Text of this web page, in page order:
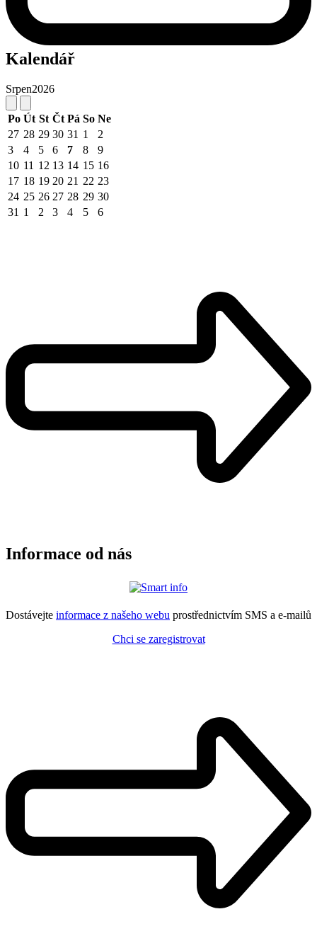
Kalendář
Srpen2026
Po Út St Čt Pá So Ne
27 28 29 30 31 1
2
3
4 5 6 7 8
9
10 11 12 13 14 15 16
17 18 19 20 21 22 23
24 25 26 27 28 29 30
31 1 2 3 4 5 6
Informace od nás
Dostávejte informace z našeho webu prostřednictvím SMS a e-mailů
Chci se zaregistrovat